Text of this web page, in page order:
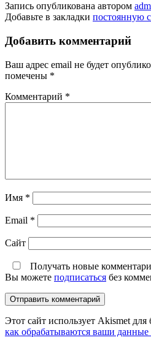
Запись опубликована автором
Добавьте в закладки постоянную
Добавить комментарий
Ваш адрес email не будет
помечены *
Комментарий *
Имя *
Email *
Сайт
Получать новые
Вы можете подписаться без
Этот сайт использует Akismet
как обрабатываются ваши данные